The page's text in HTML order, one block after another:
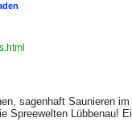
sagenhaft Saunieren
Spreewelten Lübbenau!